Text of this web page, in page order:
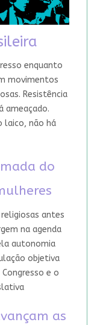
enquanto
movimentos
Resistência
ameaçado.
laico, não há
do
antes
na agenda
autonomia
objetiva
e o
as